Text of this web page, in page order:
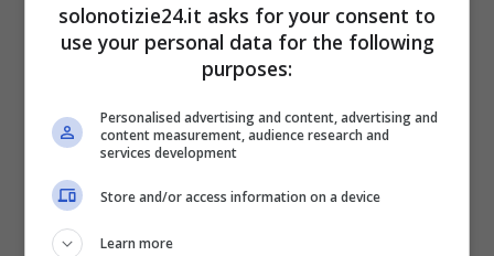
solonotizie24.it asks for your consent to
use your personal data for the following
purposes:
Personalised advertising and content, advertising and
content measurement, audience research and
services development
Store and/or access information on a device
Learn more